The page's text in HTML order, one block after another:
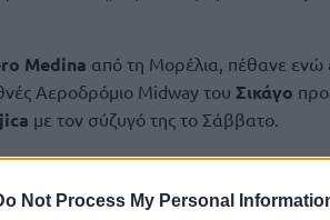
Not Process My Personal
Medina από τη Μορέλια, πέθανε ενώ
Αεροδρόμιο Midway του Σικάγο
με τον σύζυγό της το Σάββατο.
διαβήτηγια περίπου 12 χρόνια, αν και
της παραμένουνασαφείς, σύμφωνα